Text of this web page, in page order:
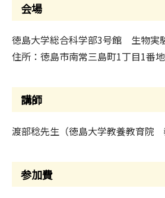
会場
徳島大学総合科学部3号館 生物実
住所：徳島市南常三島町1丁目1番地
講師
渡部稔先生（徳島大学教養教育院
参加費